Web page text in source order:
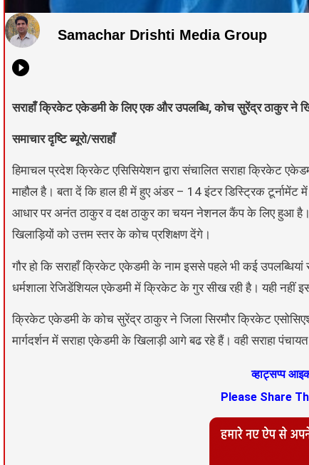
Samachar Drishti Media Group
सराहाँ क्रिकेट एकेडमी के लिए एक और उपलब्धि, कोच सुरेंद्र ठाकुर ने
समाचार दृष्टि ब्यूरो/सराहाँ
हिमाचल प्रदेश क्रिकेट एसिसियेशन द्वारा संचालित सराहा क्रिकेट
माहौल है। बता दें कि हाल ही में हुए अंडर – 14 इंटर डिस्ट्रिक
आधार पर अनंत ठाकुर व दक्ष ठाकुर का चयन नेशनल कैंप के लिए हुआ है।
खिलाड़ियों को उत्तम स्तर के कोच प्रशिक्षण देंगे।
गौर हो कि सराहाँ क्रिकेट एकेडमी के नाम इससे पहले भी कई
धर्मशाला रेजिडेंशियल एकेडमी में क्रिकेट के गुर सीख रही है। यही
क्रिकेट एकेडमी के कोच सुरेंद्र ठाकुर ने जिला सिरमौर क्रिकेट
मार्गदर्शन में सराहा एकेडमी के खिलाड़ी आगे बढ रहे हैं। वही सराहा
व्हाट्सप्प
Please Share